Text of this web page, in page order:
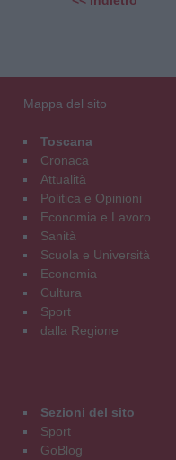
Mappa del sito
Toscana
Cronaca
Attualità
Politica e Opinioni
Economia e Lavoro
Sanità
Scuola e Università
Economia
Cultura
Sport
dalla Regione
Sezioni del sito
Sport
GoBlog